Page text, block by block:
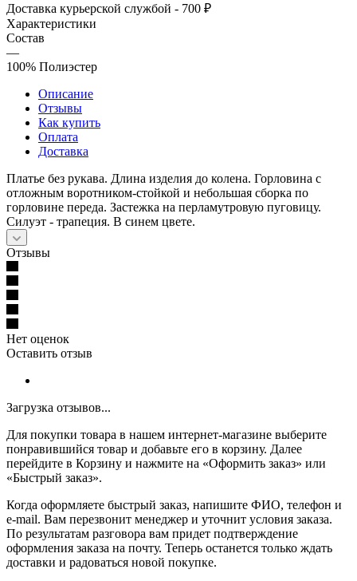
Доставка курьерской службой - 700 ₽
Характеристики
Состав
—
100% Полиэстер
Описание
Отзывы
Как купить
Оплата
Доставка
Платье без рукава. Длина изделия до колена. Горловина с
отложным воротником-стойкой и небольшая сборка по
горловине переда. Застежка на перламутровую пуговицу.
Силуэт - трапеция. В синем цвете.
Отзывы
Нет оценок
Оставить отзыв
Загрузка отзывов...
Для покупки товара в нашем интернет-магазине выберите
понравившийся товар и добавьте его в корзину. Далее
перейдите в Корзину и нажмите на «Оформить заказ» или
«Быстрый заказ».
Когда оформляете быстрый заказ, напишите ФИО, телефон и
e-mail. Вам перезвонит менеджер и уточнит условия заказа.
По результатам разговора вам придет подтверждение
оформления заказа на почту. Теперь останется только ждать
доставки и радоваться новой покупке.